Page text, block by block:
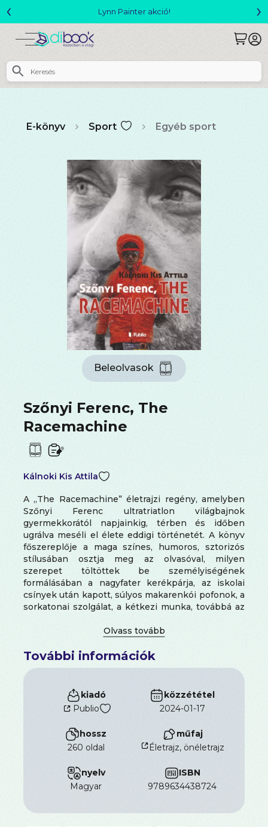
Megjelent! L. J. Shen: Legvadabb álmaimban szeretlek
‹ ›
E-könyv Sport Egyéb sport
Beleolvasok
Szőnyi Ferenc, The
Racemachine
Kálnoki Kis Attila
A „The Racemachine” életrajzi regény, amelyben
Szőnyi Ferenc ultratriatlon világbajnok
gyermekkorától napjainkig, térben és időben
ugrálva meséli el élete eddigi történetét. A könyv
főszereplője a maga színes, humoros, sztorizós
stílusában osztja meg az olvasóval, milyen
szerepet töltöttek be személyiségének
formálásában a nagyfater kerékpárja, az iskolai
csínyek után kapott, súlyos makarenkói pofonok, a
sorkatonai szolgálat, a kétkezi munka, továbbá az
miként teremtette meg az igényt és a hátteret a
élsportolók már éppen szögre akasztják a
futócipőt. Az olvasó természetesen megismeri a
későn, 38 évesen érkező első sportélmény nem
szokványos históriáját, betekintést kap az elmúlt
másfél évtized alatt kerékpáron, futva és
triatlonozva megtett, ikonikussá vált versenyek
krónikájába, a sikerek mögött megbújó,
szenvedéssel és örömmel teli, katartikus
élményekbe.
A mű a maga nemében egyedülálló, hiszen annak
írója és főszereplője egyaránt világbajnok sportoló.
További információk
kiadó
Publio
közzététel
2024-01-17
hossz
260 oldal
műfaj
Életrajz, önéletrajz
nyelv
magyar
ISBN
9789634438724